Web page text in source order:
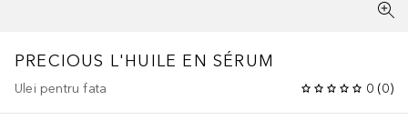
PRECIOUS L'HUILE EN SÉRUM
Ulei pentru fata 0 (0)